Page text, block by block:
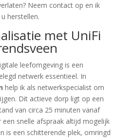
Neem contact op en ik
herstellen.
met UniFi
leefomgeving is een
netwerk essentieel. In
help ik als netwerkspecialist om
Dit actieve dorp ligt op een
van circa 25 minuten vanaf
snelle afspraak altijd mogelijk
is een schitterende plek, omringd